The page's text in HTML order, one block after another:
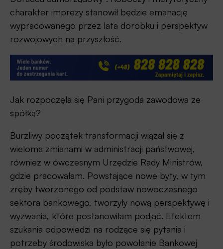
charakter imprezy stanowił będzie emanację
wypracowanego przez lata dorobku i perspektyw
rozwojowych na przyszłość.
Jak rozpoczęła się Pani przygoda zawodowa ze
spółką?
Burzliwy początek transformacji wiązał się z
wieloma zmianami w administracji państwowej,
również w ówczesnym Urzędzie Rady Ministrów,
gdzie pracowałam. Powstające nowe byty, w tym
zręby tworzonego od podstaw nowoczesnego
sektora bankowego, tworzyły nową perspektywę i
wyzwania, które postanowiłam podjąć. Efektem
szukania odpowiedzi na rodzące się pytania i
potrzeby środowiska było powołanie Bankowej